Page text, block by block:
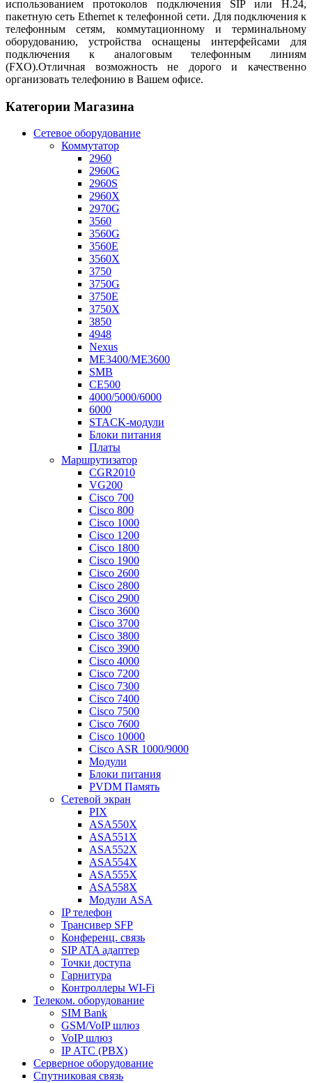
использованием протоколов подключения SIP или H.24,
пакетную сеть Ethernet к телефонной сети. Для подключения к
телефонным сетям, коммутационному и терминальному
оборудованию, устройства оснащены интерфейсами для
подключения к аналоговым телефонным линиям
(FXO).Отличная возможность не дорого и качественно
организовать телефонию в Вашем офисе.
Категории Магазина
Сетевое оборудование
Коммутатор
2960
2960G
2960S
2960X
2970G
3560
3560G
3560E
3560X
3750
3750G
3750E
3750X
3850
4948
Nexus
ME3400/ME3600
SMB
CE500
4000/5000/6000
6000
STACK-модули
Блоки питания
Платы
Маршрутизатор
CGR2010
VG200
Cisco 700
Cisco 800
Cisco 1000
Cisco 1200
Cisco 1800
Cisco 1900
Cisco 2600
Cisco 2800
Cisco 2900
Cisco 3600
Cisco 3700
Cisco 3800
Cisco 3900
Cisco 4000
Cisco 7200
Cisco 7300
Cisco 7400
Cisco 7500
Cisco 7600
Cisco 10000
Cisco ASR 1000/9000
Модули
Блоки питания
PVDM Память
Сетевой экран
PIX
ASA550X
ASA551X
ASA552X
ASA554X
ASA555X
ASA558X
Модули ASA
IP телефон
Трансивер SFP
Конференц. связь
SIP ATA адаптер
Точки доступа
Гарнитура
Контроллеры WI-Fi
Телеком. оборудование
SIM Bank
GSM/VoIP шлюз
VoIP шлюз
IP АТС (PBX)
Серверное оборудование
Спутниковая связь